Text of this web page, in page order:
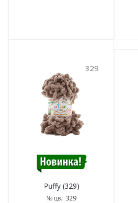
329
Puffy (329)
№ цв.: 329